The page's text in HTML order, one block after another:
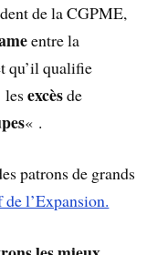
de la CGPME,
entre la
qu’il qualifie
lesexcèsde
« .
patrons de grands
l’Expansion.